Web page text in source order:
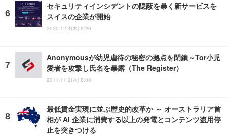
セキュリティインシデントの隠蔽を暴く新サービスを
スイスの企業が開始
2025.12.4(木) 8:20
Anonymousが幼児虐待の秘密の拠点を閉鎖～Tor小児
愛者を攻撃し氏名を暴露（The Register）
2011.11.2(水) 8:00
最低賃金実現に並ぶ歴史的改革か ～ オーストラリア首
相が AI 企業に消費する以上の発電とコンテンツ盗用停
止を突きつける